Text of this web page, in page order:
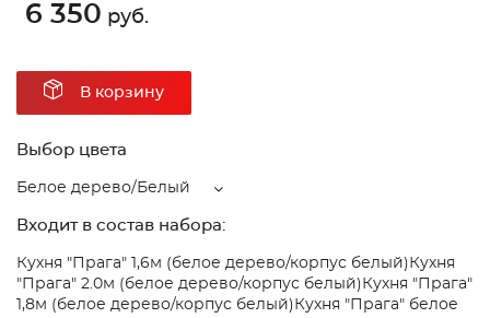
6 350 руб.
В корзину
Выбор цвета
Белое дерево/Белый
Входит в состав набора:
Кухня "Прага" 1,6м (белое дерево/корпус белый) Кухня
"Прага" 2.0м (белое дерево/корпус белый) Кухня "Прага"
1,8м (белое дерево/корпус белый) Кухня "Прага" белое